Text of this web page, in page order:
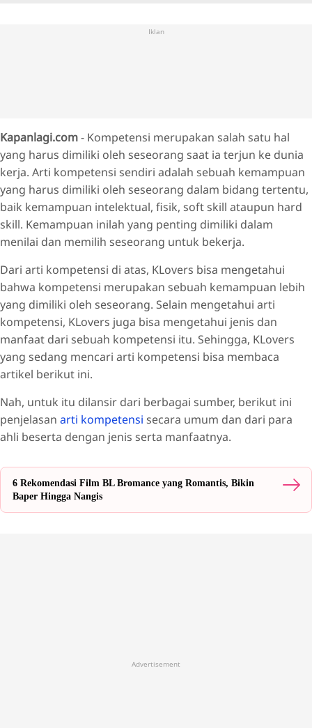
Iklan
Kapanlagi.com- Kompetensi merupakan salah satu hal
yang harus dimiliki oleh seseorang saat ia terjun ke dunia
kerja. Arti kompetensi sendiri adalah sebuah kemampuan
yang harus dimiliki oleh seseorang dalam bidang tertentu,
baik kemampuan intelektual, fisik, soft skill ataupun hard
skill. Kemampuan inilah yang penting dimiliki dalam
menilai dan memilih seseorang untuk bekerja.
Dari arti kompetensi di atas, KLovers bisa mengetahui
bahwa kompetensi merupakan sebuah kemampuan lebih
yang dimiliki oleh seseorang. Selain mengetahui arti
kompetensi, KLovers juga bisa mengetahui jenis dan
manfaat dari sebuah kompetensi itu. Sehingga, KLovers
yang sedang mencari arti kompetensi bisa membaca
artikel berikut ini.
Nah, untuk itu dilansir dari berbagai sumber, berikut ini
penjelasan arti kompetensi secara umum dan dari para
ahli beserta dengan jenis serta manfaatnya.
6 Rekomendasi Film BL Bromance yang Romantis, Bikin
Baper Hingga Nangis
Advertisement